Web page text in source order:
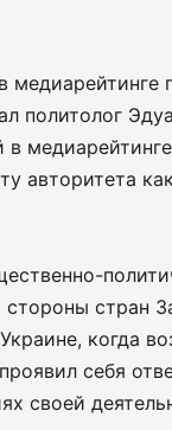
политолог
авторитета
стран
когда
себя
своей